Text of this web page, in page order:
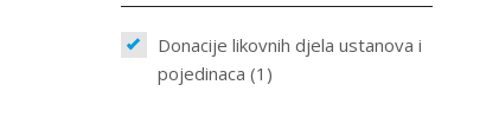
Donacije likovnih djela ustanova i
pojedinaca (1)